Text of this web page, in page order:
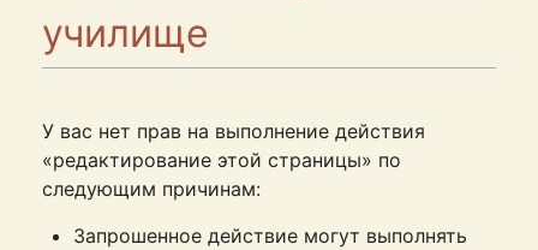
училище
У вас нет прав на выполнение действия
«редактирование этой страницы» по
следующим причинам:
Запрошенное действие могут выполнять